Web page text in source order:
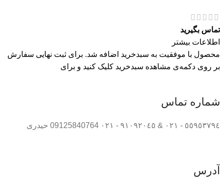
تماس بگیرید
اطلاعات بیشتر
محصول با موفقیت به سبدخرید اضافه شد. برای ثبت نهایی سفارش
بر روی دکمه‌ی مشاهده سبدخرید کلیک کنید و برای
شماره تماس
٥٥٩٥٣٧٩٤ - ٠٢١ & ٩١٠٩٢٠٤٥ - ٠٢١ 09125840764 حیدری
آدرس